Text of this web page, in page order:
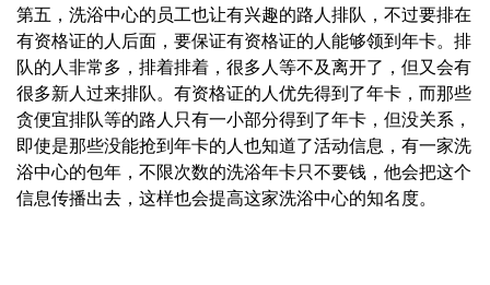
第五，洗浴中心的员工也让有兴趣的路人排队，不过要排在
有资格证的人后面，要保证有资格证的人能够领到年卡。排
队的人非常多，排着排着，很多人等不及离开了，但又会有
很多新人过来排队。有资格证的人优先得到了年卡，而那些
贪便宜排队等的路人只有一小部分得到了年卡，但没关系，
即使是那些没能抢到年卡的人也知道了活动信息，有一家洗
浴中心的包年，不限次数的洗浴年卡只不要钱，他会把这个
信息传播出去，这样也会提高这家洗浴中心的知名度。